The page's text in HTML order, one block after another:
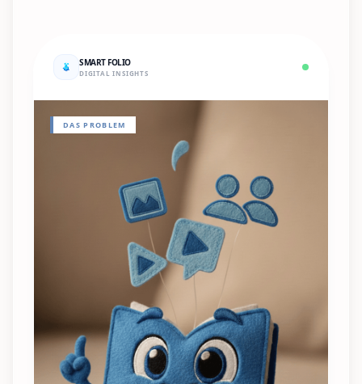
SMART FOLIO
DIGITAL INSIGHTS
DAS PROBLEM